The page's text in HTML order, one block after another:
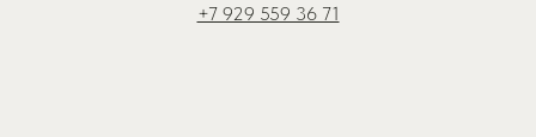
+7 929 559 36 71